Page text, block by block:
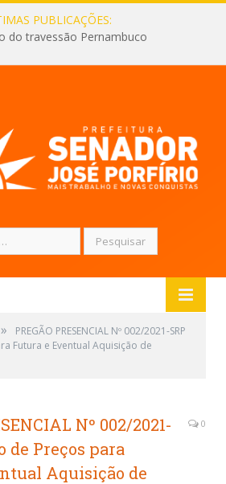
PUBLICAÇÕES:
do travessão Pernambuco
»
PREGÃO PRESENCIAL Nº 002/2021-SRP
Futura e Eventual Aquisição de
Nº 002/2021-
de Preços para
Aquisição de
0